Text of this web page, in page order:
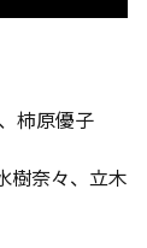
柿原優子
樹奈々、立木